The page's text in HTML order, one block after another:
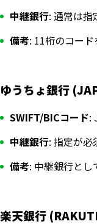
中継銀行: 通常は指
備考: 11桁のコー
ゆうちょ銀行
SWIFT/BICコード:
中継銀行: 指定が必
備考: 中継銀行と
楽天銀行